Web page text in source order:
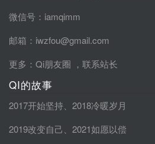
微信号：iamqimm
邮箱：iwzfou@gmail.com
更多： Qi朋友圈 ， 联系站长
QI的故事
2017开始坚持
2018冷暖岁月
2019改变自己
2021如愿以偿